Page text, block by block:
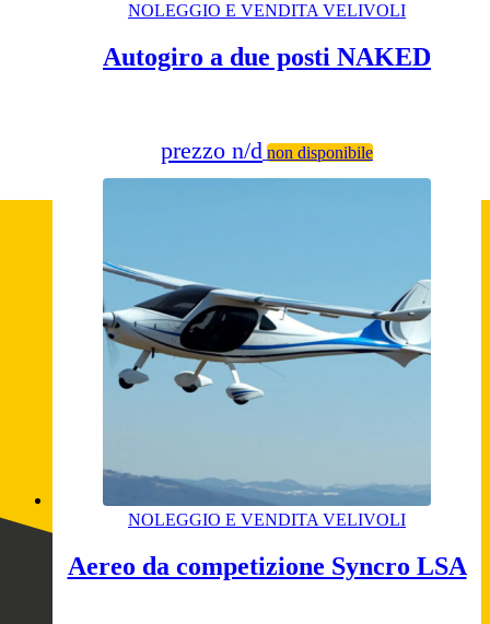
NOLEGGIO E VENDITA VELIVOLI
Autogiro a due posti NAKED
prezzo n/d non disponibile
NOLEGGIO E VENDITA VELIVOLI
Aereo da competizione Syncro LSA